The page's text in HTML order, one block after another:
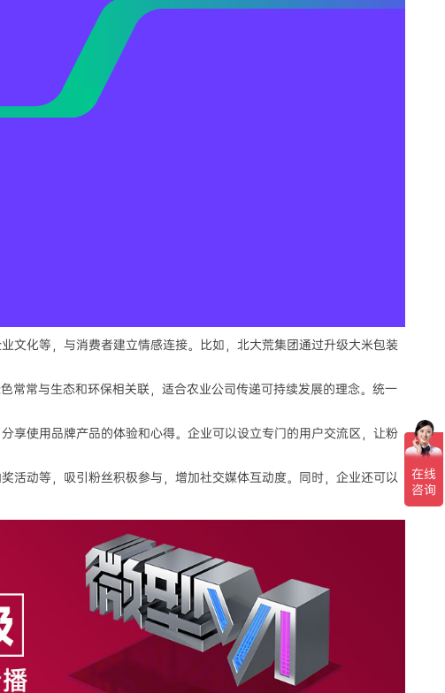
文化等，与消费者建立情感连接。比如，北大荒集团通过升级大米包装
常常与生态和环保相关联，适合农业公司传递可持续发展的理念。统一
享使用品牌产品的体验和心得。企业可以设立专门的用户交流区，让粉
活动等，吸引粉丝积极参与，增加社交媒体互动度。同时，企业还可以